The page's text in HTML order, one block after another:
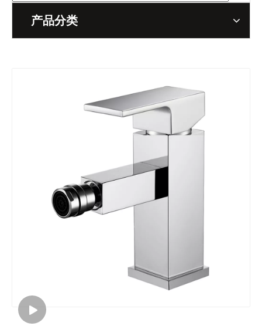
产品分类